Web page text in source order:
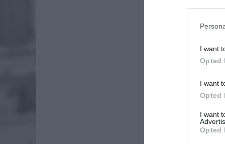
I want
Opted
I want
Opted
I want
Opted